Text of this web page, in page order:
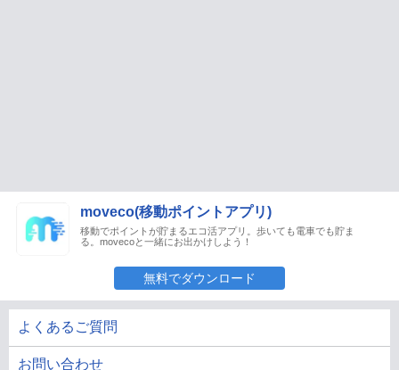
moveco(移動ポイントアプリ)
移動でポイントが貯まるエコ活アプリ。歩いても電車でも貯ま
る。movecoと一緒にお出かけしよう！
無料でダウンロード
よくあるご質問
お問い合わせ